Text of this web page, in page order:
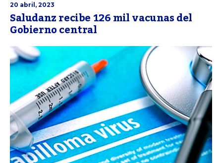
20 abril, 2023
Saludanz recibe 126 mil vacunas del
Gobierno central